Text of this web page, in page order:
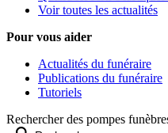
Voir toutes les actualités
Pour vous aider
Actualités du funéraire
Publications du funéraire
Tutoriels
Rechercher des pompes